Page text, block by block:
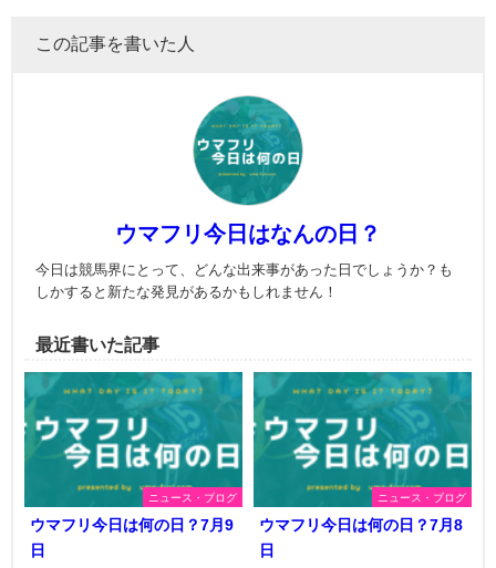
この記事を書いた人
ウマフリ今日はなんの日？
今日は競馬界にとって、どんな出来事があった日でしょうか？も
しかすると新たな発見があるかもしれません！
最近書いた記事
ニュース・ブログ
ウマフリ今日は何の日？7月9
日
ニュース・ブログ
ウマフリ今日は何の日？7月8
日